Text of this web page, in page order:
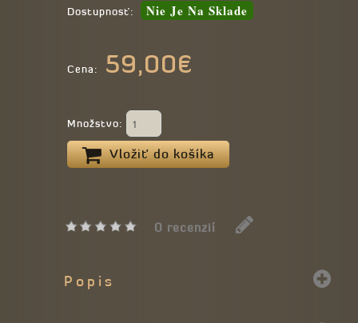
Dostupnosť: Nie Je Na Sklade
Cena: 59,00€
Množstvo:
Vložiť do košíka
0 recenzií
Popis